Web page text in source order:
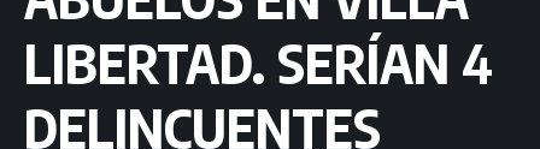
LIBERTAD. SERÍAN 4
DELINCUENTES